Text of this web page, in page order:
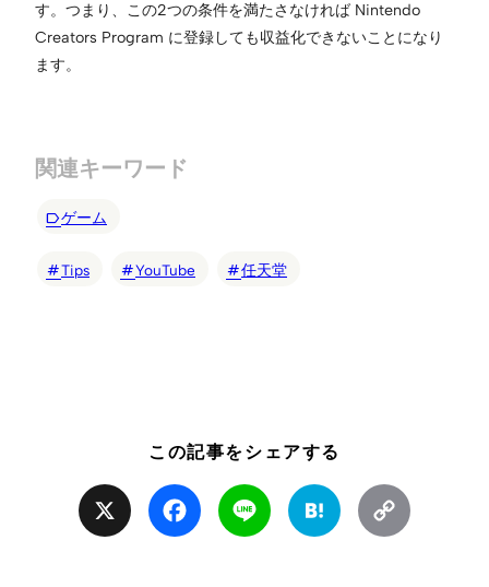
す。つまり、この2つの条件を満たさなければ Nintendo
Creators Program に登録しても収益化できないことになり
ます。
関連キーワード
ゲーム
Tips YouTube 任天堂
この記事をシェアする
Facebook Line Hatena